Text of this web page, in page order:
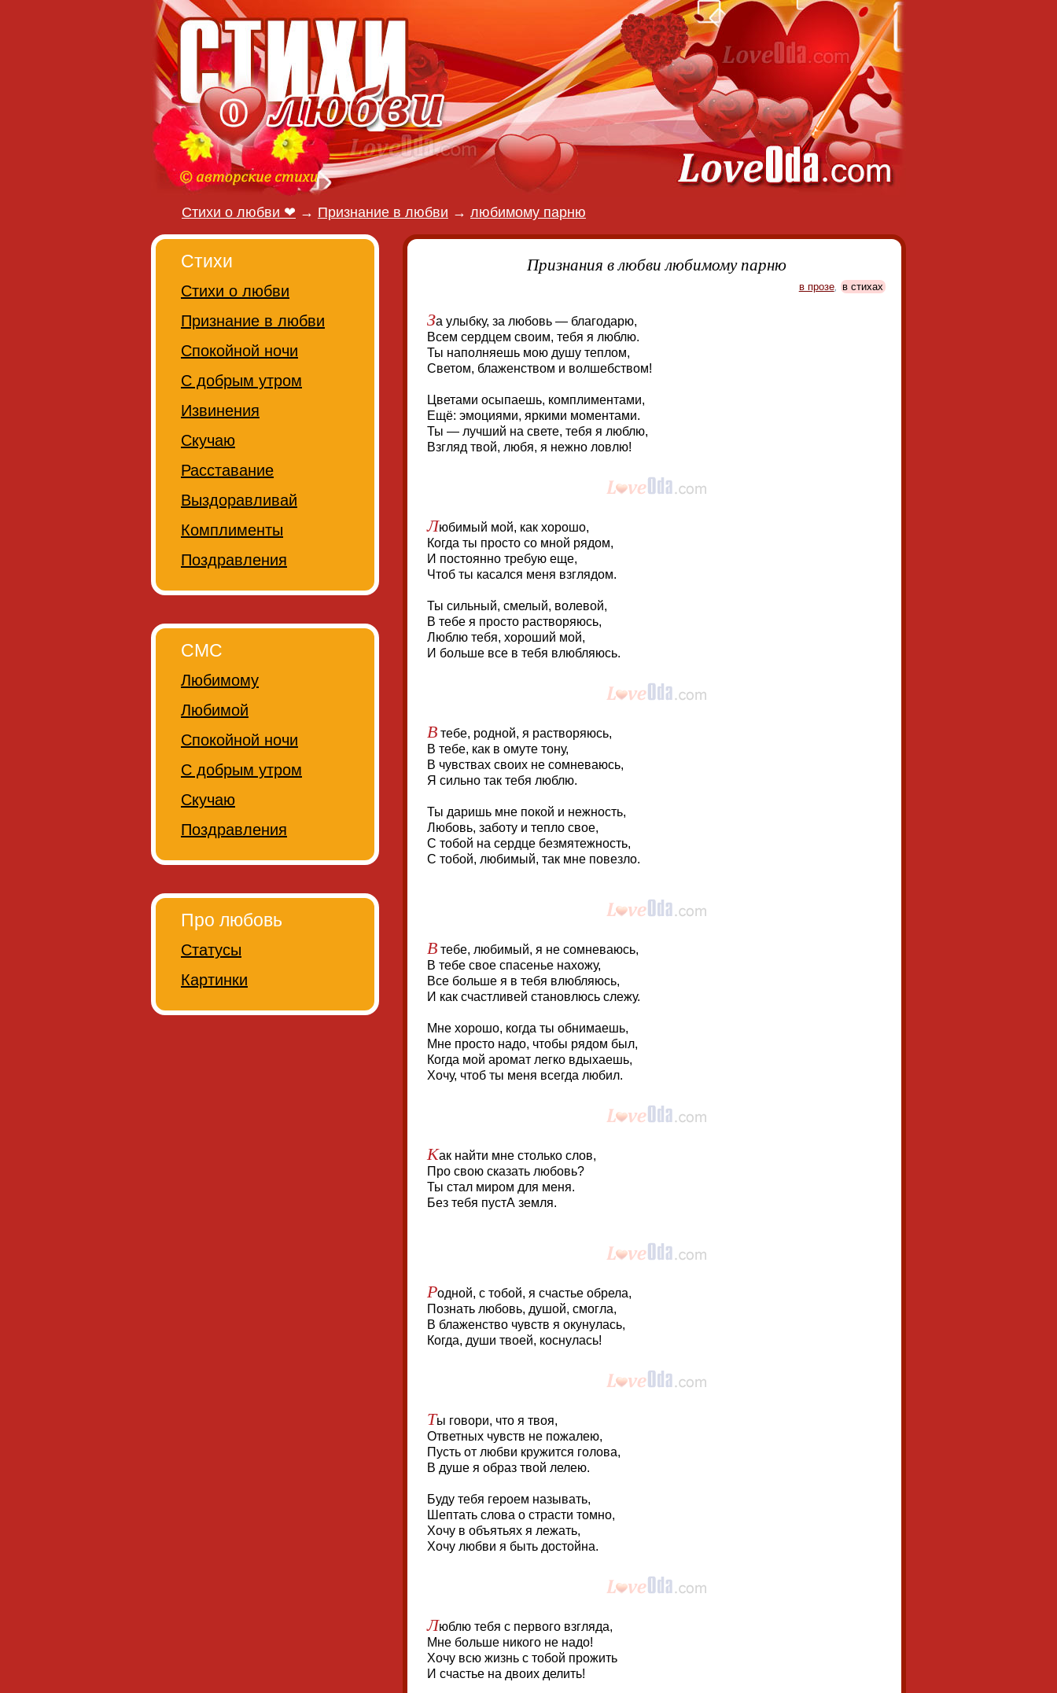
Стихи о любви ❤ → Признание в любви → любимому парню
Признания в любви любимому парню
в прозе, в стихах
За улыбку, за любовь — благодарю,
Всем сердцем своим, тебя я люблю.
Ты наполняешь мою душу теплом,
Светом, блаженством и волшебством!
Цветами осыпаешь, комплиментами,
Ещё: эмоциями, яркими моментами.
Ты — лучший на свете, тебя я люблю,
Взгляд твой, любя, я нежно ловлю!
Любимый мой, как хорошо,
Когда ты просто со мной рядом,
И постоянно требую еще,
Чтоб ты касался меня взглядом.
Ты сильный, смелый, волевой,
В тебе я просто растворяюсь,
Люблю тебя, хороший мой,
И больше все в тебя влюбляюсь.
В тебе, родной, я растворяюсь,
В тебе, как в омуте тону,
В чувствах своих не сомневаюсь,
Я сильно так тебя люблю.
Ты даришь мне покой и нежность,
Любовь, заботу и тепло свое,
С тобой на сердце безмятежность,
С тобой, любимый, так мне повезло.
В тебе, любимый, я не сомневаюсь,
В тебе свое спасенье нахожу,
Все больше я в тебя влюбляюсь,
И как счастливей становлюсь слежу.
Мне хорошо, когда ты обнимаешь,
Мне просто надо, чтобы рядом был,
Когда мой аромат легко вдыхаешь,
Хочу, чтоб ты меня всегда любил.
Как найти мне столько слов,
Про свою сказать любовь?
Ты стал миром для меня.
Без тебя пустА земля.
Родной, с тобой, я счастье обрела,
Познать любовь, душой, смогла,
В блаженство чувств я окунулась,
Когда, души твоей, коснулась!
Ты говори, что я твоя,
Ответных чувств не пожалею,
Пусть от любви кружится голова,
В душе я образ твой лелею.
Буду тебя героем называть,
Шептать слова о страсти томно,
Хочу в объятьях я лежать,
Хочу любви я быть достойна.
Люблю тебя с первого взгляда,
Мне больше никого не надо!
Хочу всю жизнь с тобой прожить
И счастье на двоих делить!
Стихи
Стихи о любви
Признание в любви
Спокойной ночи
С добрым утром
Извинения
Скучаю
Расставание
Выздоравливай
Комплименты
Поздравления
СМС
Любимому
Любимой
Спокойной ночи
С добрым утром
Скучаю
Поздравления
Про любовь
Статусы
Картинки